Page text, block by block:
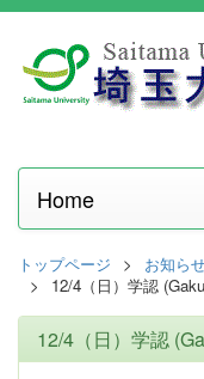
Home
トップページ
お知ら
12/4（日）学認
12/4（日）学認